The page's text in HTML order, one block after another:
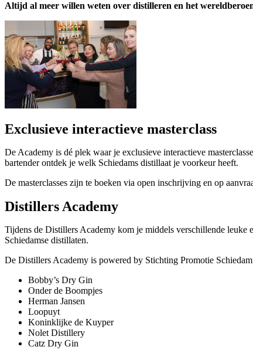
Altijd al meer willen weten over distilleren en het
Exclusieve interactieve masterclass
De Academy is dé plek waar je exclusieve interactieve
bartender ontdek je welk Schiedams distillaat je voorkeur heeft.
De masterclasses zijn te boeken via open inschrijving en op
Distillers Academy
Tijdens de Distillers Academy kom je middels verschillende leuke
Schiedamse distillaten.
De Distillers Academy is powered by Stichting Promotie
Bobby’s Dry Gin
Onder de Boompjes
Herman Jansen
Loopuyt
Koninklijke de Kuyper
Nolet Distillery
Catz Dry Gin